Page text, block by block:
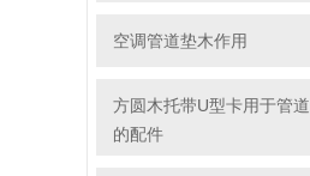
空调管道垫木作用
方圆木托带U型卡用于管
的配件